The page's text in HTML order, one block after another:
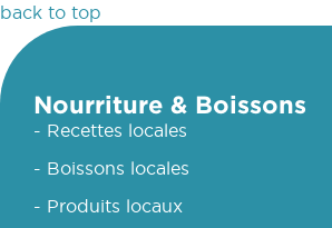
back to top
Nourriture & Boissons
- Recettes locales
- Boissons locales
- Produits locaux